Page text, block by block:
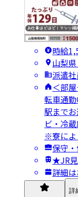
時給
山梨
派遣社
＜部
転車通
駅まで
ビ・冷
※寮に
保守
★JR
詳細
詳